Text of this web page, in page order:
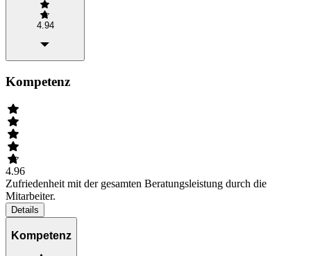
4.94
Kompetenz
4.96
Zufriedenheit mit der gesamten Beratungsleistung durch die
Mitarbeiter.
Details
Kompetenz